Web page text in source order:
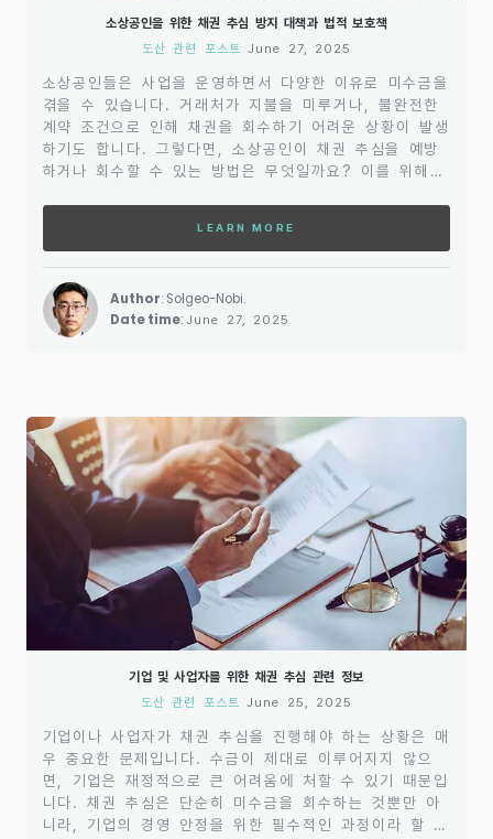
소상공인을 위한 채권 추심 방지 대책과 법적 보호책
도산 관련 포스트 June 27, 2025
소상공인들은 사업을 운영하면서 다양한 이유로 미수금을
겪을 수 있습니다. 거래처가 지불을 미루거나, 불완전한
계약 조건으로 인해 채권을 회수하기 어려운 상황이 발생
하기도 합니다. 그렇다면, 소상공인이 채권 추심을 예방
하거나 회수할 수 있는 방법은 무엇일까요? 이를 위해서
니다. 이는 단순히 계약 내용을 기록하는 것 이상의 의미
중요한 조건을 명확히 기재하는 것이 중요합니다. 계약서
가 없다면, 나중에 발생할 수 있는 분쟁에서 소상공인이
불리한 상황에 처할 가능성이 큽니다. 또한, 상호 간의
LEARN MORE
Author: Solgeo-Nobi.
Date time:June 27, 2025
기업 및 사업자를 위한 채권 추심 관련 정보
도산 관련 포스트 June 25, 2025
기업이나 사업자가 채권 추심을 진행해야 하는 상황은 매
우 중요한 문제입니다. 수금이 제대로 이루어지지 않으
면, 기업은 재정적으로 큰 어려움에 처할 수 있기 때문입
니다. 채권 추심은 단순히 미수금을 회수하는 것뿐만 아
니라, 기업의 경영 안정을 위한 필수적인 과정이라 할 수